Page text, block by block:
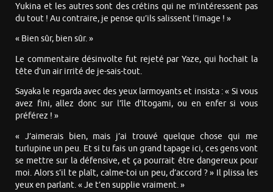
Yukina et les autres sont des crétins qui ne m’intéressent pas
du tout ! Au contraire, je pense qu’ils salissent l’image ! »
« Bien sûr, bien sûr. »
Le commentaire désinvolte fut rejeté par Yaze, qui hochait la
tête d’un air irrité de je-sais-tout.
Sayaka le regarda avec des yeux larmoyants et insista : « Si vous
avez fini, allez donc sur l’île d’Itogami, ou en enfer si vous
préférez ! »
« J’aimerais bien, mais j’ai trouvé quelque chose qui me
turlupine un peu. Et si tu fais un grand tapage ici, ces gens vont
se mettre sur la défensive, et ça pourrait être dangereux pour
moi. Alors s’il te plaît, calme-toi un peu, d’accord ? » Il plissa les
yeux en parlant. « Je t’en supplie vraiment. »